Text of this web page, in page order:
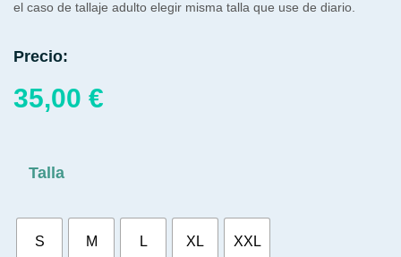
el caso de tallaje adulto elegir misma talla que use de diario.
Precio:
35,00 €
Talla
S M L XL XXL